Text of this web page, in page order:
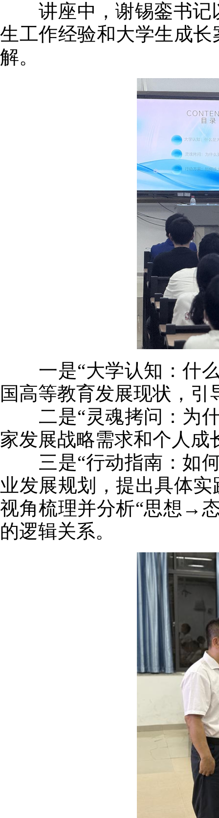
讲座中，谢锡銮书记
生工作经验和大学生成
解。
一是“大学认知：什么
国高等教育发展现状，
二是“灵魂拷问：为什
家发展战略需求和个人
三是“行动指南：如何
业发展规划，提出具体
视角梳理并分析“思想→
的逻辑关系。